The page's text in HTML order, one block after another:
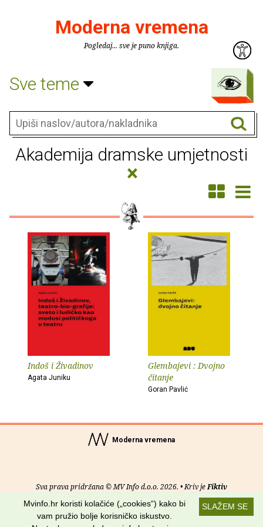
Moderna vremena
Pogledaj... sve je puno knjiga.
Sve teme
Akademija dramske umjetnosti
×
Indoš i Živadinov
Agata Juniku
Glembajevi : Dvojno
čitanje
Goran Pavlić
Moderna vremena
Sva prava pridržana © MV Info d.o.o. 2026. • Kriv jeFiktiv
Uvjeti korištenja RSS kanaliSLAŽEM SE
Mvinfo.hr koristi kolačiće („cookies“) kako bi
vam pružio bolje korisničko iskustvo.